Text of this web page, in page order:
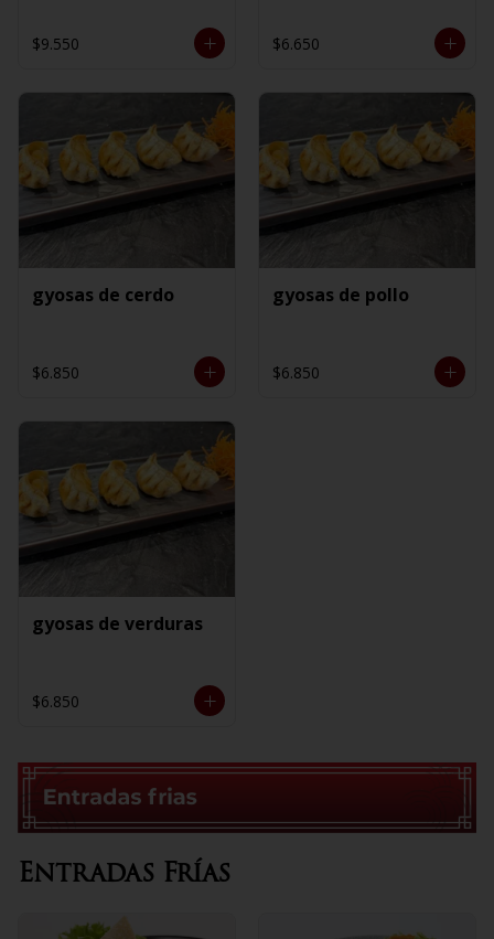
$9.550 $6.650
gyosas de cerdo
$6.850
gyosas de pollo
$6.850
gyosas de verduras
$6.850
Entradas Frías